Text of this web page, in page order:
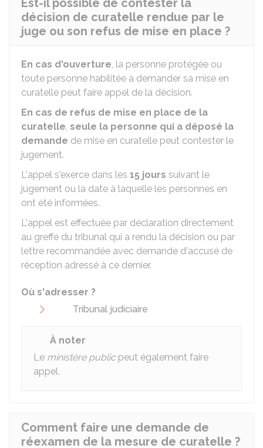
Est-il possible de contester la
décision de curatelle rendue par le
juge ou son refus de mise en place ?
En cas d'ouverture, la personne protégée ou
toute personne habilitée à demander sa mise en
curatelle peut faire appel de la décision.
En cas de refus de mise en place de la
curatelle, seule la personne qui a déposé la
demande de mise en curatelle peut contester le
jugement.
L'appel s'exerce dans les 15 jours suivant le
jugement ou la date à laquelle les personnes en
ont été informées.
L'appel est effectuée par déclaration directement
au greffe du tribunal qui a rendu la décision ou par
lettre recommandée avec demande d'accusé de
réception adressé à ce dernier.
Où s'adresser ?
Tribunal judiciaire
À noter
Le ministère publicpeut également faire
appel.
Comment faire une demande de
réexamen de la mesure de curatelle ?